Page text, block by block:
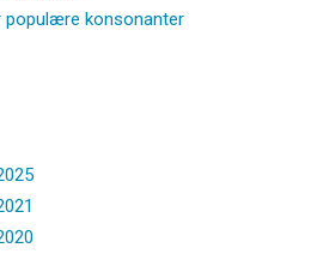
populære konsonanter